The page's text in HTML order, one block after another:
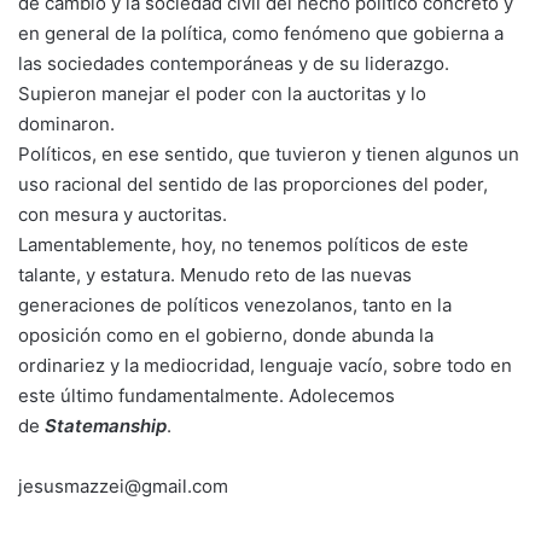
en general de la política, como fenómeno que gobierna a
las sociedades contemporáneas y de su liderazgo.
Supieron manejar el poder con la auctoritas y lo
dominaron.
Políticos, en ese sentido, que tuvieron y tienen algunos un
uso racional del sentido de las proporciones del poder,
con mesura y auctoritas.
Lamentablemente, hoy, no tenemos políticos de este
talante, y estatura. Menudo reto de las nuevas
generaciones de políticos venezolanos, tanto en la
oposición como en el gobierno, donde abunda la
ordinariez y la mediocridad, lenguaje vacío, sobre todo en
este último fundamentalmente. Adolecemos
de Statemanship.
jesusmazzei@gmail.com